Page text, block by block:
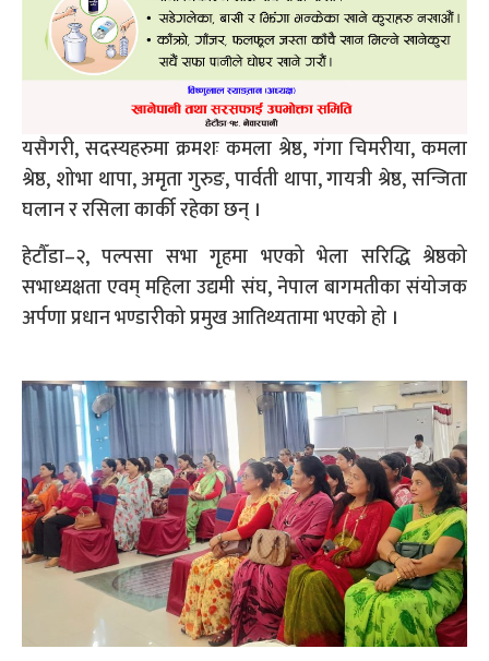
यसैगरी, सदस्यहरुमा क्रमशः कमला श्रेष्ठ, गंगा चिमरीया, कमला
श्रेष्ठ, शोभा थापा, अमृता गुरुङ, पार्वती थापा, गायत्री श्रेष्ठ, सन्जिता
घलान र रसिला कार्की रहेका छन् ।
हेटौँडा–२, पल्पसा सभा गृहमा भएको भेला सरिद्धि श्रेष्ठको
सभाध्यक्षता एवम् महिला उद्यमी संघ, नेपाल बागमतीका संयोजक
अर्पणा प्रधान भण्डारीको प्रमुख आतिथ्यतामा भएको हो ।